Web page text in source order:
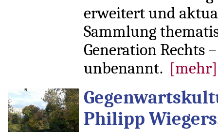
erweitert und
Sammlung
Generation Rechts
unbenannt. [mehr]
Philipp